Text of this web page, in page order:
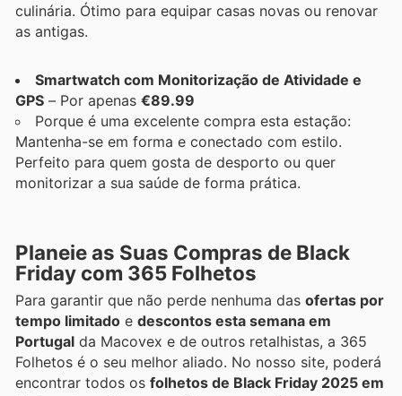
culinária. Ótimo para equipar casas novas ou renovar
as antigas.
Smartwatch com Monitorização de Atividade e
GPS – Por apenas €89.99
Porque é uma excelente compra esta estação:
Mantenha-se em forma e conectado com estilo.
Perfeito para quem gosta de desporto ou quer
monitorizar a sua saúde de forma prática.
Planeie as Suas Compras de Black
Friday com 365 Folhetos
Para garantir que não perde nenhuma das ofertas por
tempo limitado e descontos esta semana em
Portugal da Macovex e de outros retalhistas, a 365
Folhetos é o seu melhor aliado. No nosso site, poderá
encontrar todos os folhetos de Black Friday 2025 em